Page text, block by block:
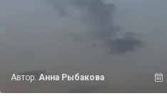
Автор: Анна Рыбакова